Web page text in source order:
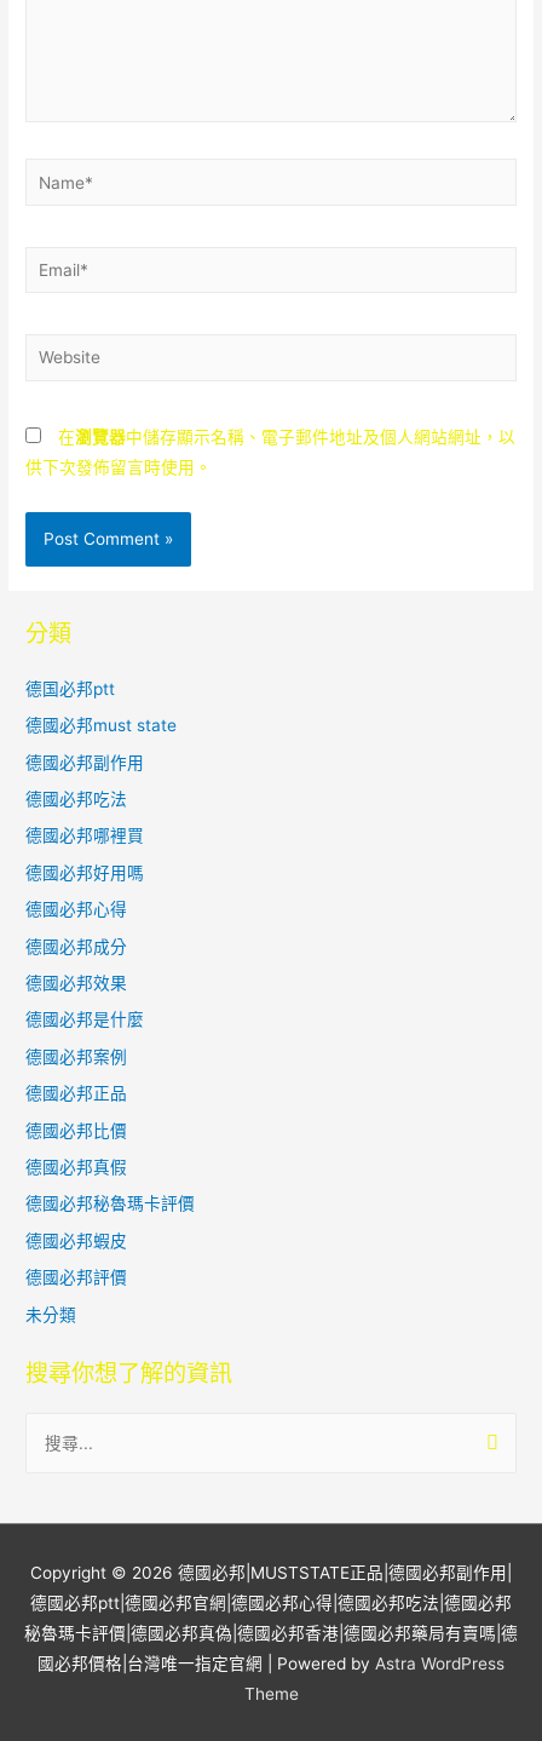
Name*
Email*
Website
在瀏覽器中儲存顯示名稱、電子郵件地址及個人網站網址，以
供下次發佈留言時使用。
分類
德国必邦ptt
德國必邦must state
德國必邦副作用
德國必邦吃法
德國必邦哪裡買
德國必邦好用嗎
德國必邦心得
德國必邦成分
德國必邦效果
德國必邦是什麼
德國必邦案例
德國必邦正品
德國必邦比價
德國必邦真假
德國必邦秘魯瑪卡評價
德國必邦蝦皮
德國必邦評價
未分類
搜尋你想了解的資訊
鍵
Copyright © 2026 德國必邦|MUSTSTATE正品|德國必邦副作用|
德國必邦ptt|德國必邦官網|德國必邦心得|德國必邦吃法|德國必邦
秘魯瑪卡評價|德國必邦真偽|德國必邦香港|德國必邦藥局有賣嗎|德
國必邦價格|台灣唯一指定官網
| Powered by Astra WordPress
Theme